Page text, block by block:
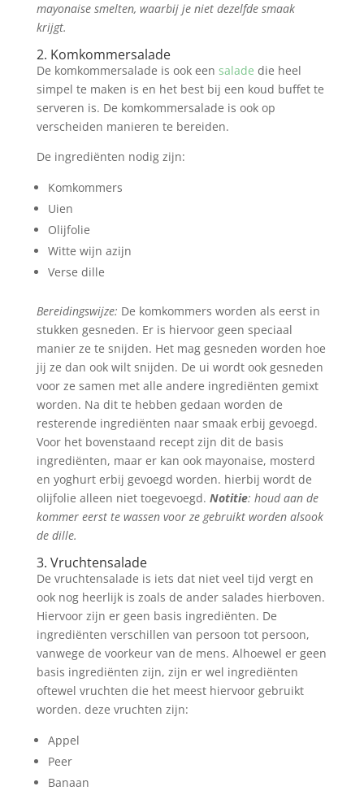
mayonaise smelten, waarbij je niet dezelfde smaak
krijgt.
2. Komkommersalade
De komkommersalade is ook een salade die heel
simpel te maken is en het best bij een koud buffet te
serveren is. De komkommersalade is ook op
verscheiden manieren te bereiden.
De ingrediënten nodig zijn:
Komkommers
Uien
Olijfolie
Witte wijn azijn
Verse dille
Bereidingswijze: De komkommers worden als eerst in
stukken gesneden. Er is hiervoor geen speciaal
manier ze te snijden. Het mag gesneden worden hoe
jij ze dan ook wilt snijden. De ui wordt ook gesneden
voor ze samen met alle andere ingrediënten gemixt
worden. Na dit te hebben gedaan worden de
resterende ingrediënten naar smaak erbij gevoegd.
Voor het bovenstaand recept zijn dit de basis
ingrediënten, maar er kan ook mayonaise, mosterd
en yoghurt erbij gevoegd worden. hierbij wordt de
olijfolie alleen niet toegevoegd. Notitie: houd aan de
kommer eerst te wassen voor ze gebruikt worden alsook
de dille.
3. Vruchtensalade
De vruchtensalade is iets dat niet veel tijd vergt en
ook nog heerlijk is zoals de ander salades hierboven.
Hiervoor zijn er geen basis ingrediënten. De
ingrediënten verschillen van persoon tot persoon,
vanwege de voorkeur van de mens. Alhoewel er geen
basis ingrediënten zijn, zijn er wel ingrediënten
oftewel vruchten die het meest hiervoor gebruikt
worden. deze vruchten zijn:
Appel
Peer
Banaan